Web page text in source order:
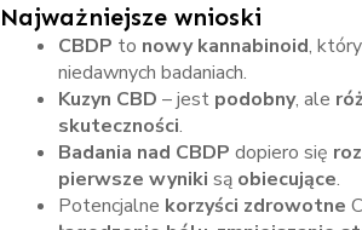
Najważniejsze wnioski
CBDP to nowy kannabinoid,
niedawnych badaniach.
Kuzyn CBD – jest podobny, ale
skuteczności.
Badania nad CBDP dopiero się
pierwsze wyniki są obiecujące.
Potencjalne korzyści zdrowotne